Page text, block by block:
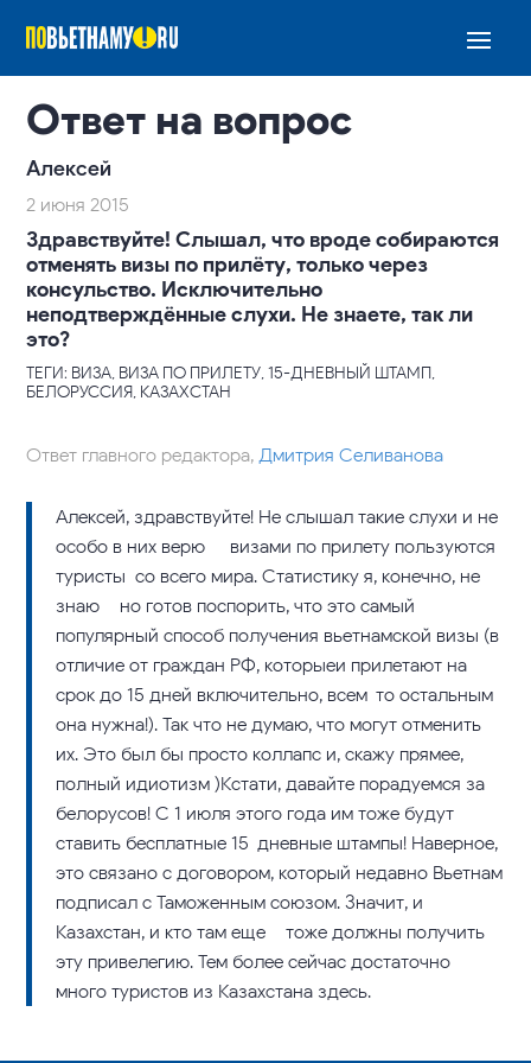
Ответ на вопрос
Алексей
2 июня 2015
Здравствуйте! Слышал, что вроде собираются
отменять визы по прилёту, только через
консульство. Исключительно
неподтверждённые слухи. Не знаете, так ли
это?
ТЕГИ: ВИЗА, ВИЗА ПО ПРИЛЕТУ, 15-ДНЕВНЫЙ ШТАМП,
БЕЛОРУССИЯ, КАЗАХСТАН
Ответ главного редактора,Дмитрия Селиванова
Алексей, здравствуйте! Не слышал такие слухи и не
особо в них верю – визами по прилету пользуются
туристы со всего мира. Статистику я, конечно, не
знаю – но готов поспорить, что это самый
популярный способ получения вьетнамской визы (в
отличие от граждан РФ, которыеи прилетают на
срок до 15 дней включительно, всем-то остальным
она нужна!). Так что не думаю, что могут отменить
их. Это был бы просто коллапс и, скажу прямее,
полный идиотизм )Кстати, давайте порадуемся за
белорусов! С 1 июля этого года им тоже будут
ставить бесплатные 15-дневные штампы! Наверное,
это связано с договором, который недавно Вьетнам
подписал с Таможенным союзом. Значит, и
Казахстан, и кто там еще – тоже должны получить
эту привелегию. Тем более сейчас достаточно
много туристов из Казахстана здесь.